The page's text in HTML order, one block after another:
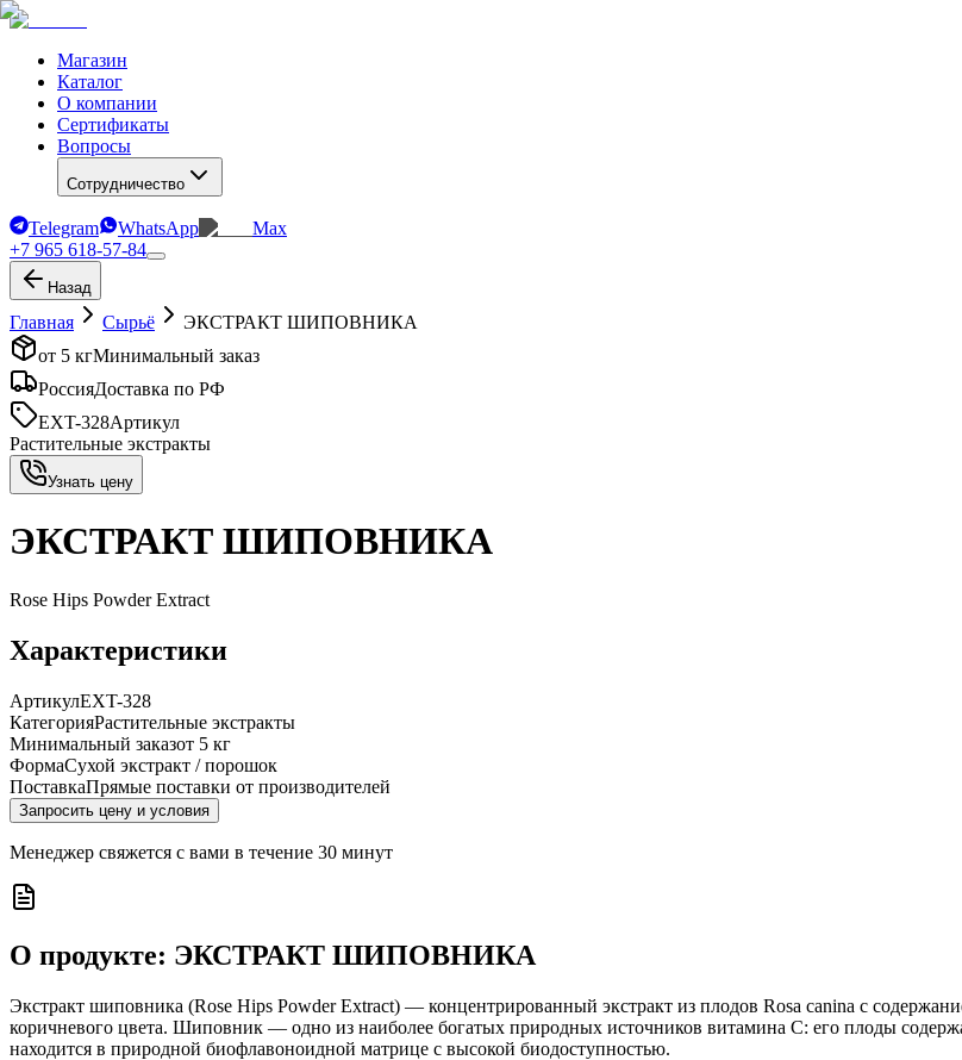
Магазин
Каталог
О компании
Сертификаты
Вопросы
Сотрудничество
Telegram WhatsApp
Max
+7 965 618-57-84
Назад
Главная Сырьё
ЭКСТРАКТ ШИПОВНИКА
от 5 кгМинимальный заказ
РоссияДоставка по РФ
EXT-328Артикул
Растительные экстракты
Узнать цену
ЭКСТРАКТ ШИПОВНИКА
Rose Hips Powder Extract
Характеристики
АртикулEXT-328
КатегорияРастительные экстракты
Минимальный заказот 5 кг
ФормаСухой экстракт / порошок
ПоставкаПрямые поставки от производителей
Запросить цену и условия
Менеджер свяжется с вами в течение 30 минут
О продукте: ЭКСТРАКТ ШИПОВНИКА
Экстракт шиповника (Rose Hips Powder Extract) — концентрированный экстракт из плодов Rosa canina с
коричневого цвета. Шиповник — одно из наиболее богатых природных источников витамина C: его плоды
находится в природной биофлавоноидной матрице с высокой биодоступностью.